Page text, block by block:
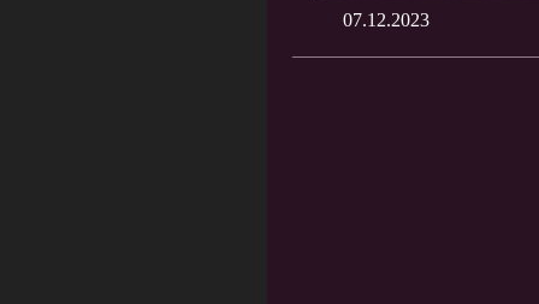
07.12.2023